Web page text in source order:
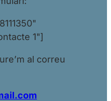
1"]
al correu